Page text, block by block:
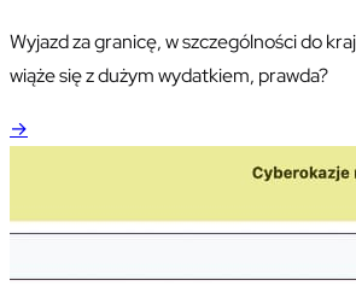
Wyjazd za granicę, w szczególności do
wiąże się z dużym wydatkiem, prawda?
→